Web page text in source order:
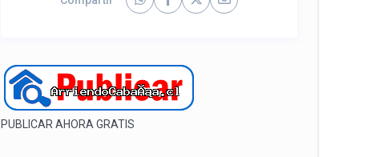
PUBLICAR AHORA GRATIS